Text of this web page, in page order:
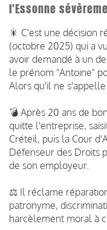
l'Essonne
🎇 C'est une décision
(octobre 2025) qui a
avoir demandé à un
le prénom "Antoine"
Alors qu'il ne s'appelle
💣 Après 20 ans de
quitte l'entreprise,
Créteil, puis la Cour
Défenseur des Droits
de son employeur.
⚖️ Il réclame
patronyme,
harcèlement moral à